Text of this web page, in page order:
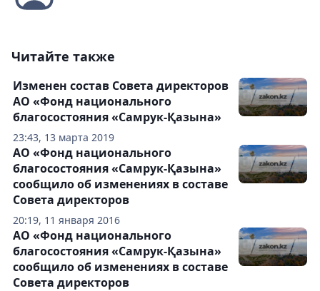
Читайте также
23:43, 13 марта 2019
Изменен состав Совета директоров
АО «Фонд национального
благосостояния «Самрук-Қазына»
20:19, 11 января 2016
АО «Фонд национального
благосостояния «Самрук-Қазына»
сообщило об изменениях в составе
Совета директоров
АО «Фонд национального
благосостояния «Самрук-Қазына»
сообщило об изменениях в составе
Совета директоров